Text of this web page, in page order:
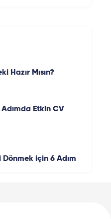
Hazır Mısın?
Etkin CV
için 6 Adım